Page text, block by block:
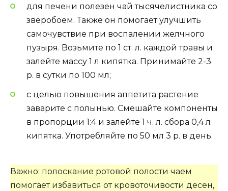
для печени полезен чай тысячелистника со
зверобоем. Также он помогает улучшить
самочувствие при воспалении желчного
пузыря. Возьмите по 1 ст. л. каждой травы и
залейте массу 1 л кипятка. Принимайте 2-3
р. в сутки по 100 мл;
с целью повышения аппетита растение
заварите с полынью. Смешайте компоненты
в пропорции 1:4 и залейте 1 ч. л. сбора 0,4 л
кипятка. Употребляйте по 50 мл 3 р. в день.
Важно: полоскание ротовой полости чаем
помогает избавиться от кровоточивости десен,